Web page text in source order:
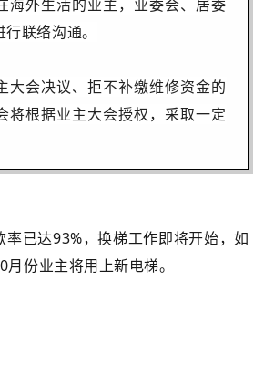
海外生活的业主，业委会、居委
联络沟通。
大会决议、拒不补缴维修资金的
将根据业主大会授权，采取一定
率已达93%，换梯工作即将开始，如
份业主将用上新电梯。